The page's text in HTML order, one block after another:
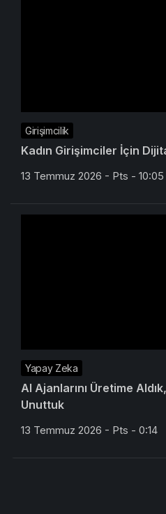
Girişimcilik
Kadın Girişimciler İçin
13 Temmuz 2026 - Pts - 10:05
Yapay Zeka
AI Ajanlarını Üretime
Unuttuk
13 Temmuz 2026 - Pts - 0:14